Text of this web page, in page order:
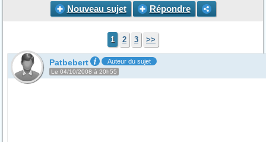
Nouveau sujet Répondre
1 2 3 >>
Patbebert Auteur du sujet
Le 04/10/2008 à 20h55